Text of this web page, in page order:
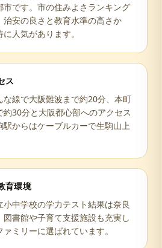
です。市の住みよさランキング
治安の良さと教育水準の高さか
人気があります。
ス
線で大阪難波まで約20分、本町
約30分と大阪都心部へのアクセス
からはケーブルカーで生駒山上
育環境
中学校の学力テスト結果は奈良
書館や子育て支援施設も充実し
ミリーに選ばれています。